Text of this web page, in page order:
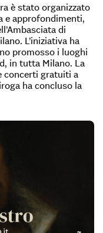
è stato organizzato
e approfondimenti,
di
L’iniziativa ha
promosso i luoghi
in tutta Milano. La
concerti gratuiti a
ha concluso la